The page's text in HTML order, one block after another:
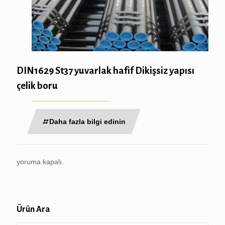
DIN1629 St37 yuvarlak hafif Dikişsiz yapısı
çelik boru
Daha fazla bilgi edinin
yoruma kapalı.
Ürün Ara